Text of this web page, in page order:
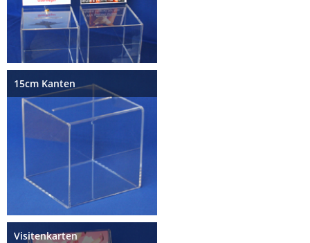
15cm Kanten
Visitenkarten